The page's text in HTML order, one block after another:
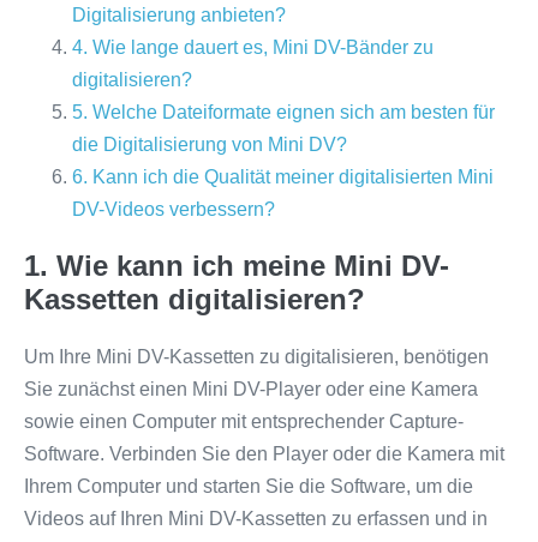
Digitalisierung anbieten?
4. Wie lange dauert es, Mini DV-Bänder zu
digitalisieren?
5. Welche Dateiformate eignen sich am besten für
die Digitalisierung von Mini DV?
6. Kann ich die Qualität meiner digitalisierten Mini
DV-Videos verbessern?
1. Wie kann ich meine Mini DV-
Kassetten digitalisieren?
Um Ihre Mini DV-Kassetten zu digitalisieren, benötigen
Sie zunächst einen Mini DV-Player oder eine Kamera
sowie einen Computer mit entsprechender Capture-
Software. Verbinden Sie den Player oder die Kamera mit
Ihrem Computer und starten Sie die Software, um die
Videos auf Ihren Mini DV-Kassetten zu erfassen und in